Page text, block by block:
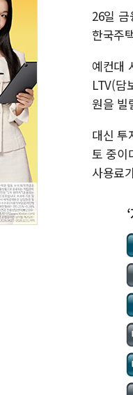
26일
한국주
예컨대
LTV(담
원을 빌
대신 투
토 중이
사용료